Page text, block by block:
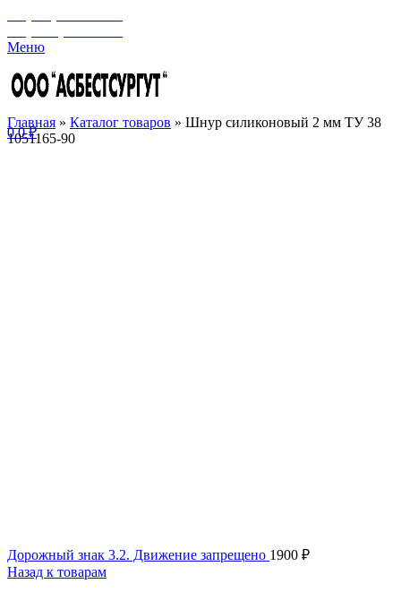
Меню
00₽
Главная » Каталог товаров » Шнур силиконовый 2 мм ТУ 38
1051165-90
Дорожный знак 3.2. Движение запрещено 1900 ₽
Назад к товарам